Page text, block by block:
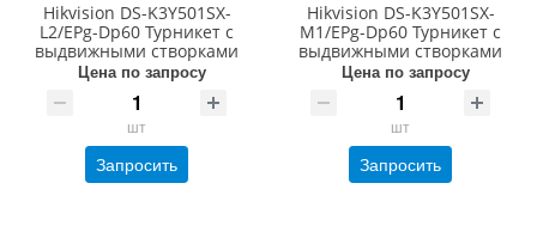
Hikvision DS-K3Y501SX-
L2/EPg-Dp60 Турникет с
выдвижными створками
Цена по запросу
шт
Запросить
Hikvision DS-K3Y501SX-
M1/EPg-Dp60 Турникет с
выдвижными створками
Цена по запросу
шт
Запросить